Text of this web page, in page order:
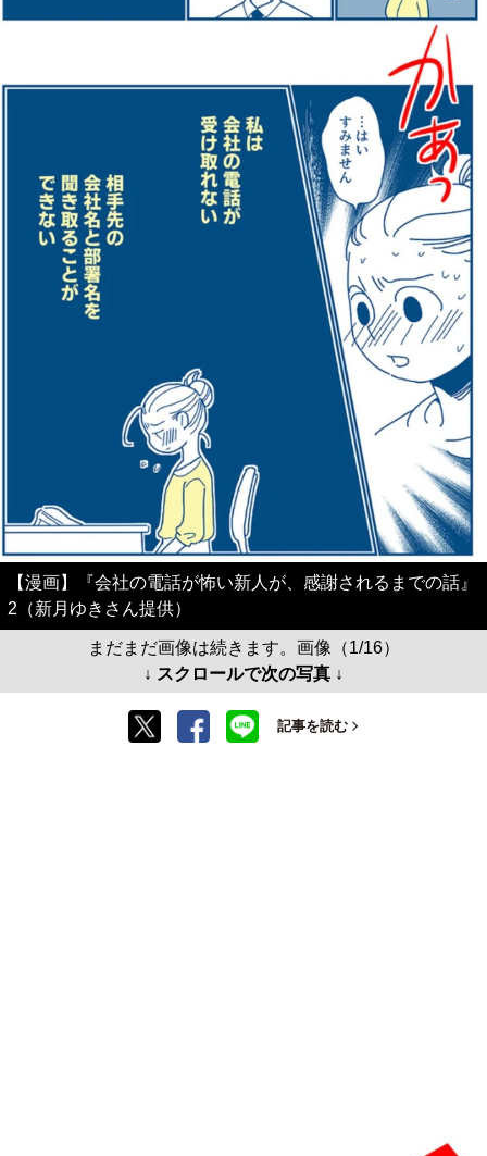
【漫画】『会社の電話が怖い新人が、感謝されるまでの話』
2（新月ゆきさん提供）
まだまだ画像は続きます。画像（1/16）
↓ スクロールで次の写真 ↓
記事を読む